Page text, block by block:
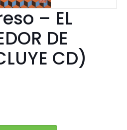
– EL
DE
CD)